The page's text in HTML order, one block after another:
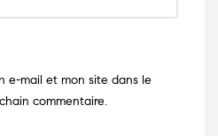
e-mail et mon site dans le
commentaire.